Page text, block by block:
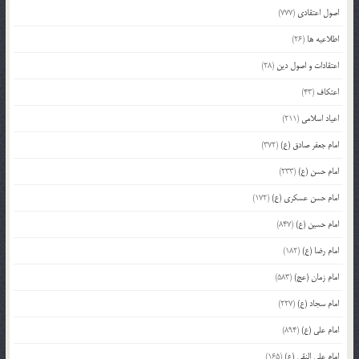
اصول اعتقادی (777)
اطلاعیه ها (26)
اعتقادات و اصول دین (28)
اعتکاف (43)
اعیاد اسلامی (211)
امام جعفر صادق (ع)(372)
امام حسن (ع)(233)
امام حسن عسکری (ع)(172)
امام حسین (ع)(847)
امام رضا (ع)(182)
امام زمان (عج)(583)
امام سجاد (ع)(227)
امام علی (ع)(894)